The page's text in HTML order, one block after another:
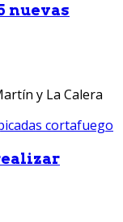
nuevas
y La Calera